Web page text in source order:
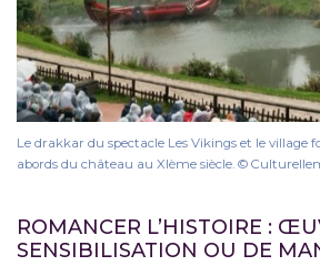
Le drakkar du spectacle Les Vikings et le village
abords du château au XIème siècle. ©
ROMANCER L’HISTOIRE :
SENSIBILISATION OU DE